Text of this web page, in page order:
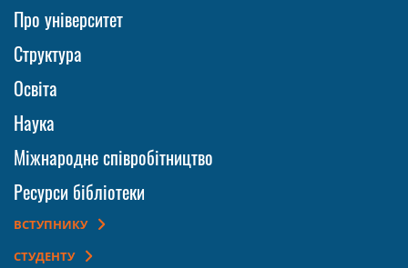
Про університет
Структура
Освіта
Наука
Міжнародне співробітництво
Ресурси бібліотеки
ВСТУПНИКУ
СТУДЕНТУ